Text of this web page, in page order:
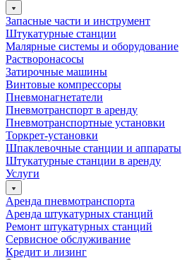
Запасные части и инструмент
Штукатурные станции
Малярные системы и оборудование
Растворонасосы
Затирочные машины
Винтовые компрессоры
Пневмонагнетатели
Пневмотранспорт в аренду
Пневмотранспортные установки
Торкрет-установки
Шпаклевочные станции и аппараты
Штукатурные станции в аренду
Услуги
Аренда пневмотранспорта
Аренда штукатурных станций
Ремонт штукатурных станций
Сервисное обслуживание
Кредит и лизинг